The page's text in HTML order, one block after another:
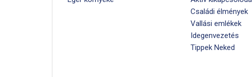
Családi élmények
Vallási emlékek
Idegenvezetés
Tippek Neked